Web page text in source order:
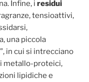
Infine, i residui
tensioattivi,
una piccola
”, in cui si intrecciano
metallo-proteici,
lipidiche e